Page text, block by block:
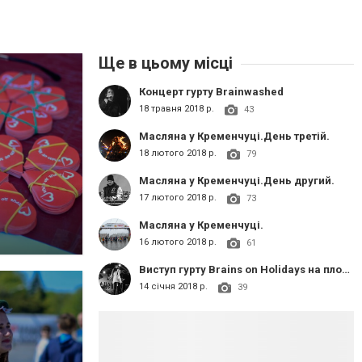
Ще в цьому місці
Концерт гурту Brainwashed
18 травня 2018 р. 43
Масляна у Кременчуці.День третій.
18 лютого 2018 р. 79
Масляна у Кременчуці.День другий.
17 лютого 2018 р. 73
Масляна у Кременчуці.
16 лютого 2018 р. 61
Виступ гурту Brains on Holidays на площі
14 січня 2018 р. 39